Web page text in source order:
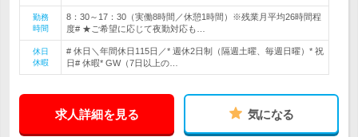
勤務
時間
8：30～17：30（実働8時間／休憩1時間）※残業月平均26時間程
度# ★ご希望に応じて夜勤対応も…
休日
休暇
# 休日＼年間休日115日／* 週休2日制（隔週土曜、毎週日曜）* 祝
日# 休暇* GW（7日以上の…
求人詳細を見る 気になる